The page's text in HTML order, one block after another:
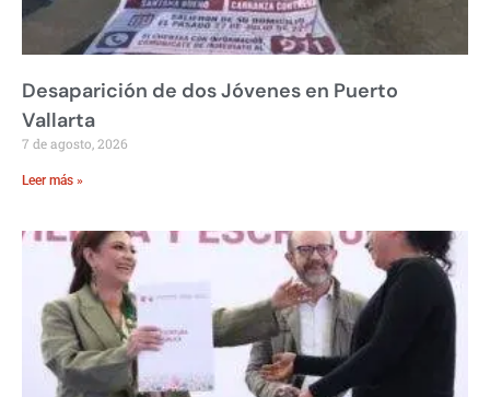
Desaparición de dos Jóvenes en Puerto
Vallarta
7 de agosto, 2026
Leer más »